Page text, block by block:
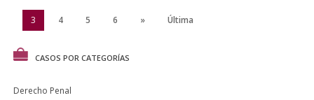
3 4 5 6 » Última
CASOS POR CATEGORÍAS
Derecho Penal